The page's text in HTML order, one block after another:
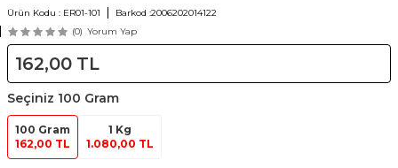
Ürün Kodu : ER01-101 Barkod :2006202014122
(0) Yorum Yap
162,00 TL
Seçiniz 100 Gram
100 Gram
162,00 TL
1 Kg
1.080,00 TL